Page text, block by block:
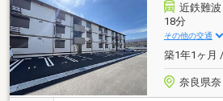
近鉄難
18分
その他の交通
築1年1ヶ月
奈良県